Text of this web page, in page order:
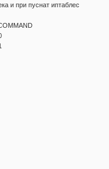
и при пуснат иптаблес